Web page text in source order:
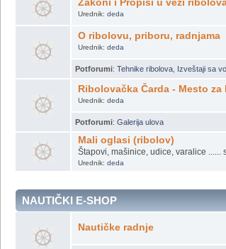
Zakoni i Propisi u vezi
Urednik: deda
O ribolovu, priboru, radnjama
Urednik: deda
Potforumi: Tehnike ribolova Izveštaji sa
Ribolovačka Čarda - Mesto
Urednik: deda
Potforumi: Galerija ulova
Mali oglasi (ribolov)
Štapovi, mašinice, udice, varalice ......
Urednik: deda
NAUTIČKI E-SHOP
Nautičke radnje